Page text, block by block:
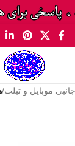
موبایل و تبلت/